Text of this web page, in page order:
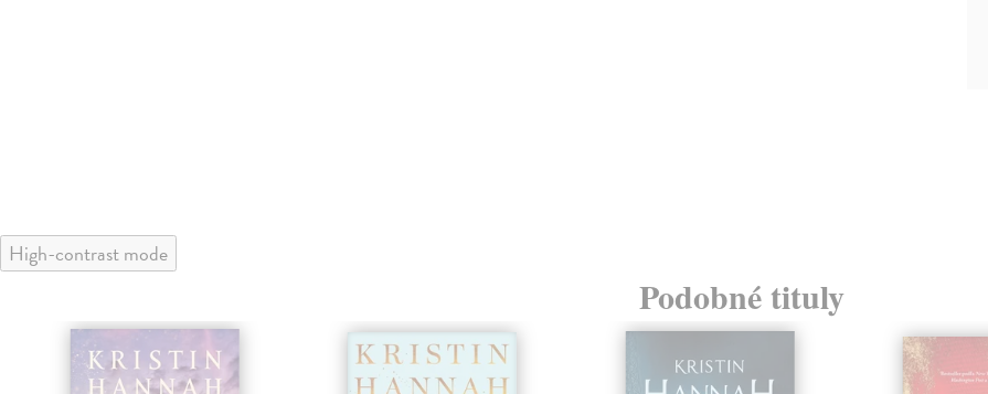
High-contrast mode
Podobné tituly